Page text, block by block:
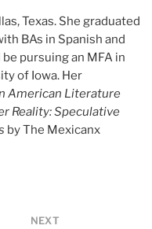
Texas. She graduated
BAs in Spanish and
pursuing an MFA in
of Iowa. Her
American Literature
Reality: Speculative
by The Mexicanx
NEXT